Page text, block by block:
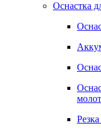
Оснастка